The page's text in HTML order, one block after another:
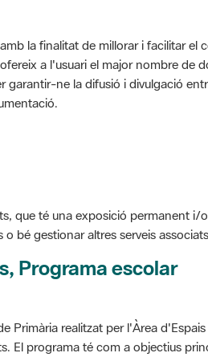
la finalitat de millorar i facilitar el
a l'usuari el major nombre de
garantir-ne la difusió i divulgació
que té una exposició permanent i/
bé gestionar altres serveis
Programa escolar
Primària realitzat per l'Àrea
El programa té com a objectius